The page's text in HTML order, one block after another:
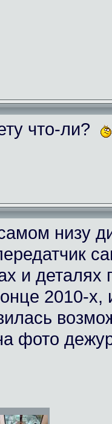
что-ли?
низу
и деталях
2010-х,
фото